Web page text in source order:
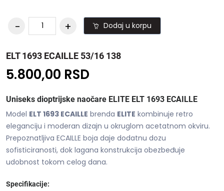
Dodaj u korpu
ELT 1693 ECAILLE 53/16 138
5.800,00 RSD
Uniseks dioptrijske naočare ELITE ELT 1693 ECAILLE
Model ELT 1693 ECAILLE brenda ELITE kombinuje retro
eleganciju i moderan dizajn u okruglom acetatnom okviru.
Prepoznatljiva ECAILLE boja daje dodatnu dozu
sofisticiranosti, dok lagana konstrukcija obezbeđuje
udobnost tokom celog dana.
Specifikacije: